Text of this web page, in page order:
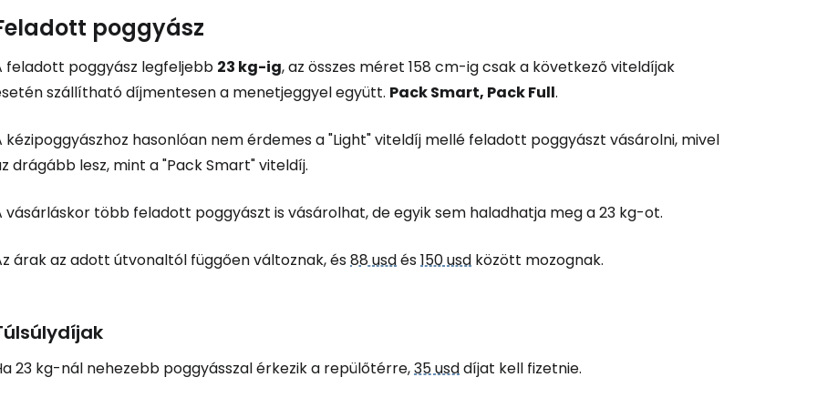
poggyász
feladott poggyász legfeljebb 23 kg-ig, az összes méret 158 cm-ig csak a következő viteldíjak
szállítható díjmentesen a menetjeggyel együtt. Pack Smart, Pack Full.
kézipoggyászhoz hasonlóan nem érdemes a "Light" viteldíj mellé feladott poggyászt vásárolni, mivel
drágább lesz, mint a "Pack Smart" viteldíj.
vásárláskor több feladott poggyászt is vásárolhat, de egyik sem haladhatja meg a 23 kg-ot.
árak az adott útvonaltól függően változnak, és88 usdés150 usd között mozognak.
23 kg-nál nehezebb poggyásszal érkezik a repülőtérre,35 usddíjat kell fizetnie.